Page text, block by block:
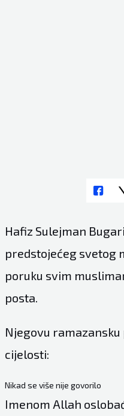
Hafiz Sulejman
predstojećeg svetog
poruku svim
posta.
Njegovu
cijelosti:
Nikad se više nije govorilo
Imenom Allah